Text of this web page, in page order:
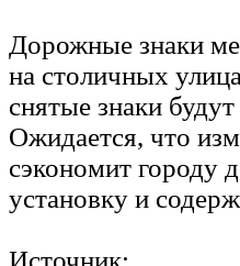
Дорожные знаки
на столичных
снятые знаки
Ожидается, что
сэкономит городу
установку и